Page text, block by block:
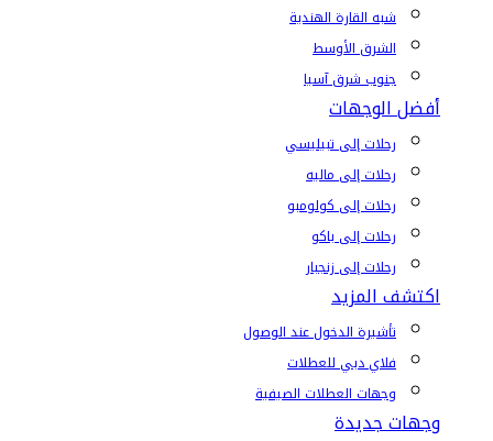
شبه القارة الهندية
الشرق الأوسط
جنوب شرق آسيا
أفضل الوجهات
رحلات إلى تبيليسي
رحلات إلى ماليه
رحلات إلى كولومبو
رحلات إلى باكو
رحلات إلى زنجبار
اكتشف المزيد
تأشيرة الدخول عند الوصول
فلاي دبي للعطلات
وجهات العطلات الصيفية
وجهات جديدة